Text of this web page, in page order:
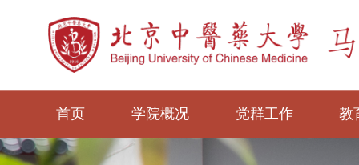
首页 学院概况 党群工作 教